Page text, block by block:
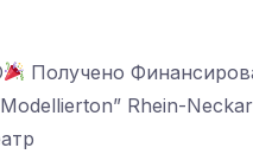
Получено
Rhein-Neckar